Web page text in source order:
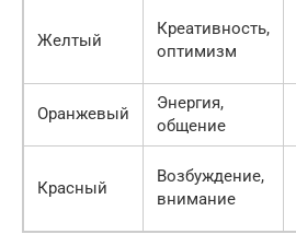
Желтый
Креативность,
оптимизм
Оранжевый
Энергия,
общение
Красный
Возбуждение,
внимание